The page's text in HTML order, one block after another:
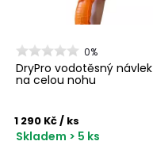
0%
DryPro vodotěsný návlek
na celou nohu
1 290 Kč/ ks
Skladem > 5 ks